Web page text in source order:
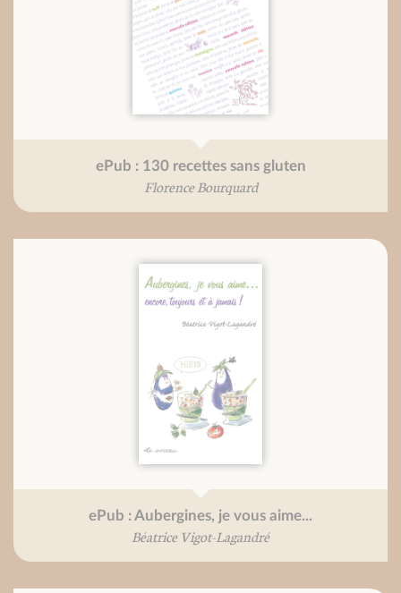
ePub : 130 recettes sans gluten
Florence Bourquard
ePub : Aubergines, je vous aime...
Béatrice Vigot-Lagandré